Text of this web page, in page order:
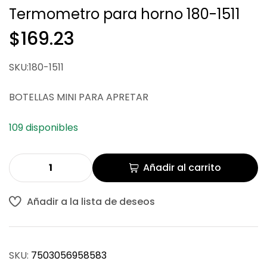
Termometro para horno 180-1511
$169.23
SKU:180-1511
BOTELLAS MINI PARA APRETAR
109 disponibles
Añadir al carrito
Añadir a la lista de deseos
SKU: 7503056958583